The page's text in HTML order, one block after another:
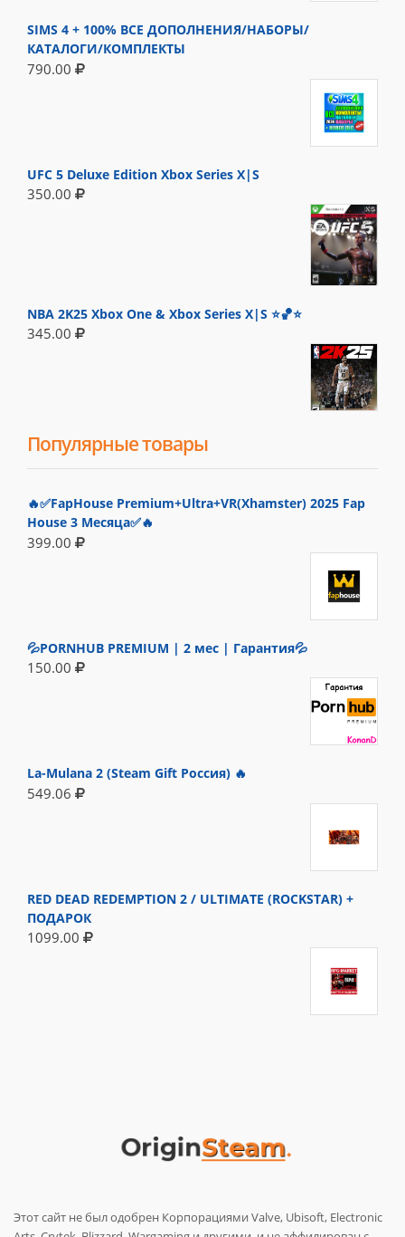
SIMS 4 + 100% ВСЕ ДОПОЛНЕНИЯ/НАБОРЫ/
КАТАЛОГИ/КОМПЛЕКТЫ
790.00
UFC 5 Deluxe Edition Xbox Series X|S
350.00
NBA 2K25 Xbox One & Xbox Series X|S ⭐🏀⭐
345.00
Популярные товары
🔥✅FapHouse Premium+Ultra+VR(Xhamster) 2025 Fap
House 3 Месяца✅🔥
399.00
💦PORNHUB PREMIUM | 2 мес | Гарантия💦
150.00
La-Mulana 2 (Steam Gift Россия) 🔥
549.06
RED DEAD REDEMPTION 2 / ULTIMATE (ROCKSTAR) +
ПОДАРОК
1099.00
Этот сайт не был одобрен Корпорациями Valve, Ubisoft, Electronic